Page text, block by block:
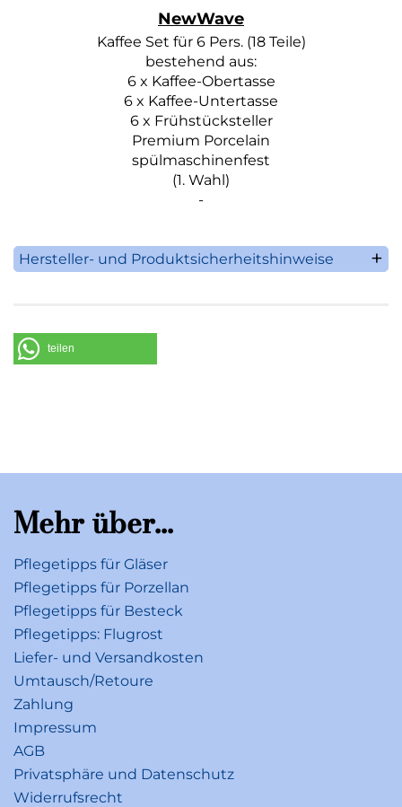
NewWave
Kaffee Set für 6 Pers. (18 Teile)
bestehend aus:
6 x Kaffee-Obertasse
6 x Kaffee-Untertasse
6 x Frühstücksteller
Premium Porcelain
spülmaschinenfest
(1. Wahl)
-
Hersteller- und Produktsicherheitshinweise
Telefon: +49 (0) 68 64 / 81 0
teilen
Mehr über...
Pflegetipps für Gläser
Pflegetipps für Porzellan
Pflegetipps für Besteck
Pflegetipps: Flugrost
Liefer- und Versandkosten
Umtausch/Retoure
Zahlung
Impressum
AGB
Privatsphäre und Datenschutz
Widerrufsrecht